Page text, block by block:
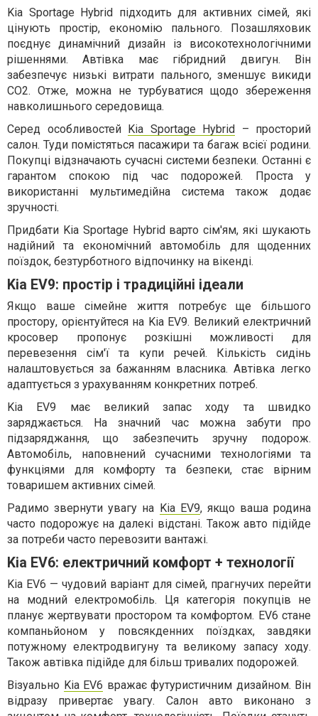
Kia Sportage Hybrid підходить для активних сімей, які
цінують простір, економію пального. Позашляховик
поєднує динамічний дизайн із високотехнологічними
рішеннями. Автівка має гібридний двигун. Він
забезпечує низькі витрати пального, зменшує викиди
CO2. Отже, можна не турбуватися щодо збереження
навколишнього середовища.
Серед особливостей Kia Sportage Hybrid – просторий
салон. Туди помістяться пасажири та багаж всієї родини.
Покупці відзначають сучасні системи безпеки. Останні є
гарантом спокою під час подорожей. Проста у
використанні мультимедійна система також додає
зручності.
Придбати Kia Sportage Hybrid варто сім'ям, які шукають
надійний та економічний автомобіль для щоденних
поїздок, безтурботного відпочинку на вікенді.
Kia EV9: простір і традиційні ідеали
Якщо ваше сімейне життя потребує ще більшого
простору, орієнтуйтеся на Kia EV9. Великий електричний
кросовер пропонує розкішні можливості для
перевезення сім'ї та купи речей. Кількість сидінь
налаштовується за бажанням власника. Автівка легко
адаптується з урахуванням конкретних потреб.
Kia EV9 має великий запас ходу та швидко
заряджається. На значний час можна забути про
підзаряджання, що забезпечить зручну подорож.
Автомобіль, наповнений сучасними технологіями та
функціями для комфорту та безпеки, стає вірним
товаришем активних сімей.
Радимо звернути увагу на Kia EV9, якщо ваша родина
часто подорожує на далекі відстані. Також авто підійде
за потреби часто перевозити вантажі.
Kia EV6: електричний комфорт + технології
Kia EV6 — чудовий варіант для сімей, прагнучих перейти
на модний електромобіль. Ця категорія покупців не
планує жертвувати простором та комфортом. EV6 стане
компаньйоном у повсякденних поїздках, завдяки
потужному електродвигуну та великому запасу ходу.
Також автівка підійде для більш тривалих подорожей.
Візуально Kia EV6 вражає футуристичним дизайном. Він
відразу привертає увагу. Салон авто виконано з